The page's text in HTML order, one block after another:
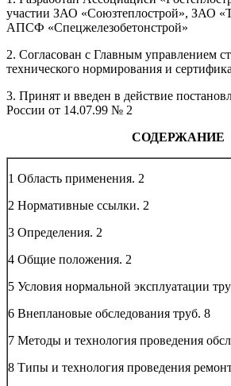
участии ЗАО «Союзтеплострой», ЗАО
АПСФ «Спецжелезобетонстрой»
2. Согласован с Главным управлением
технического нормирования и
3. Принят и введен в действие
России от 14.07.99 № 2
СОДЕРЖАНИЕ
1 Область применения. 2
2 Нормативные ссылки. 2
3 Определения. 2
4 Общие положения. 2
5 Условия нормальной эксплуатации
6 Внеплановые обследования труб. 8
7 Методы и технология проведения
8 Типы и технология проведения